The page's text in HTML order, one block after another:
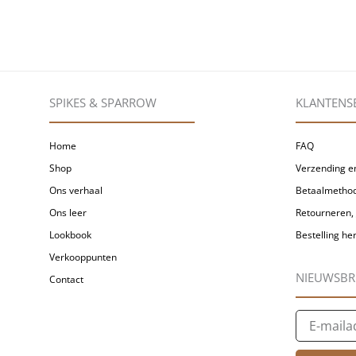
SPIKES & SPARROW
Home
Shop
Ons verhaal
Ons leer
Lookbook
Verkooppunten
Contact
FAQ
Verzending
Bestelling
E-
mailadres